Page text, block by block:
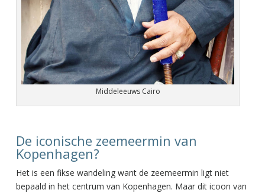
Middeleeuws Cairo
De iconische zeemeermin van
Kopenhagen?
Het is een fikse wandeling want de zeemeermin ligt niet
bepaald in het centrum van Kopenhagen. Maar dit icoon van